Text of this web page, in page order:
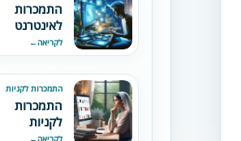
התמכרות
לאינטרנט
לקריאה←
התמכרות לקניות
התמכרות
לקניות
באינטרנט:
לקריאה←